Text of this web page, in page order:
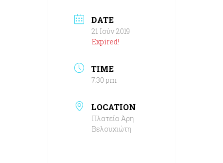
DATE
21 Ιούν 2019
Expired!
TIME
7:30 pm
LOCATION
Πλατεία Άρη
Βελουχιώτη